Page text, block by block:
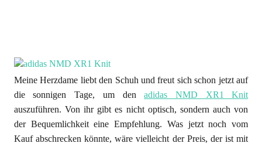
Meine Herzdame liebt den Schuh und freut sich schon jetzt auf
die sonnigen Tage, um denadidas NMD XR1 Knit
auszuführen. Von ihr gibt es nicht optisch, sondern auch von
der Bequemlichkeit eine Empfehlung. Was jetzt noch vom
Kauf abschrecken könnte, wäre vielleicht der Preis, der ist mit